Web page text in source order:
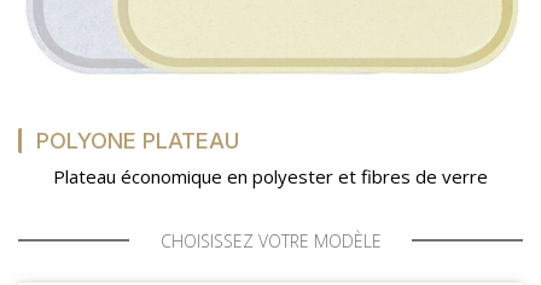
POLYONE PLATEAU
Plateau économique en polyester et fibres de verre
CHOISISSEZ VOTRE MODÈLE